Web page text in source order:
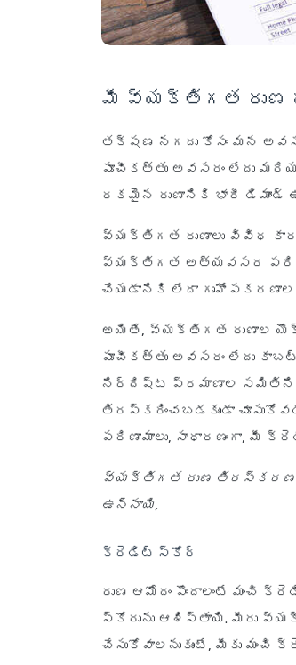
మీ వ్యక్తిగత రుణ
తక్షణ నగదు కోసం మన
పూచీకత్తు అవసరం లేదు
రకమైన రుణానికి భారీ డిమాండ్
వ్యక్తిగత రుణాలు వివిధ
వ్యక్తిగత అత్యవసర
చేయడానికి లేదా
అయితే, వ్యక్తిగత రుణాల
పూచీకత్తు అవసరం లేదు
నిర్దిష్ట ప్రమాణాల సమితిని
తిరస్కరించబడకుండా
పరిణామాలు, సాధారణంగా, మీ
వ్యక్తిగత రుణ
ఉన్నాయి,
క్రెడిట్ స్కోర్
రుణ ఆమోదం పొందాలంటే మంచి
స్కోరును ఆశిస్తాయి. మీరు
చేసుకోవాలనుకుంటే, మీకు మంచి